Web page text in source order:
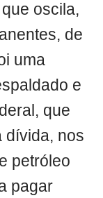
oscila,
de
uma
e
que
dívida, nos
petróleo
pagar